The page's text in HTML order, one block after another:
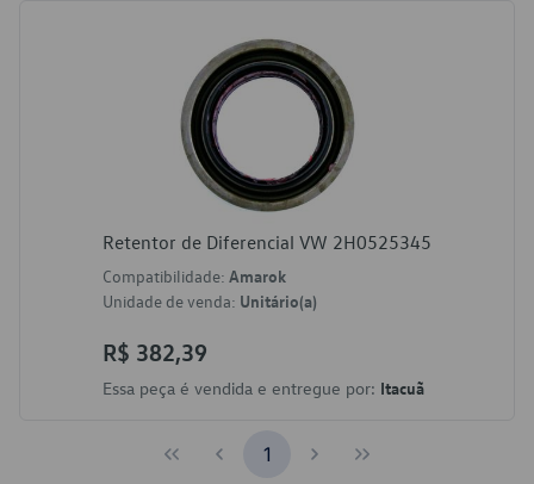
Retentor de Diferencial VW 2H0525345
Compatibilidade: Amarok
Unidade de venda: Unitário(a)
R$ 382,39
Essa peça é vendida e entregue por: Itacuã
1